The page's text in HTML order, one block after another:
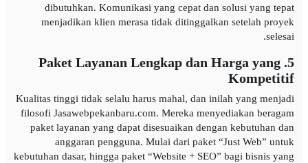
dibutuhkan. Komunikasi yang cepat dan solusi yang tepat
menjadikan klien merasa tidak ditinggalkan setelah proyek
selesai.
5. Paket Layanan Lengkap dan Harga yang
Kompetitif
Kualitas tinggi tidak selalu harus mahal, dan inilah yang menjadi
filosofi Jasawebpekanbaru.com. Mereka menyediakan beragam
paket layanan yang dapat disesuaikan dengan kebutuhan dan
anggaran pengguna. Mulai dari paket “Just Web” untuk
kebutuhan dasar, hingga paket “Website + SEO” bagi bisnis yang